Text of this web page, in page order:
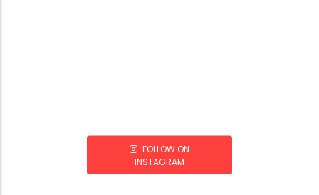
FOLLOW ON
INSTAGRAM